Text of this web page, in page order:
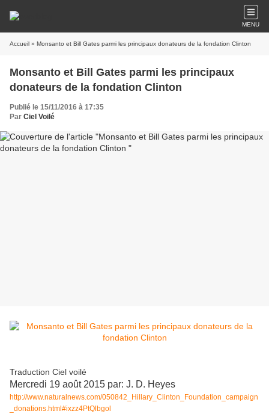
MENU
Accueil » Monsanto et Bill Gates parmi les principaux donateurs de la fondation Clinton
Monsanto et Bill Gates parmi les principaux
donateurs de la fondation Clinton
Publié le 15/11/2016 à 17:35
Par Ciel Voilé
Traduction Ciel voilé
Mercredi 19 août 2015 par: J. D. Heyes
http://www.naturalnews.com/050842_Hillary_Clinton_Foundation_campaign
_donations.html#ixzz4PtQlbgol